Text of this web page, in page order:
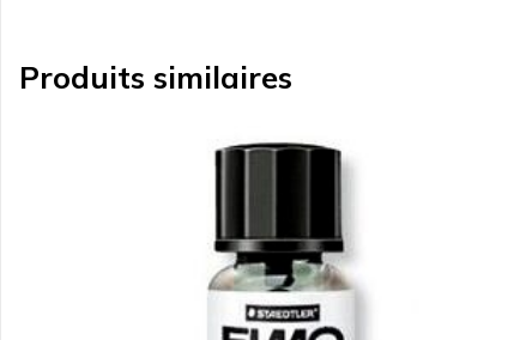
Produits similaires